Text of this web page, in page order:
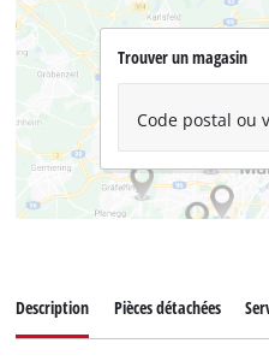
Trouver un magasin
Code postal ou
Description Pièces détachées